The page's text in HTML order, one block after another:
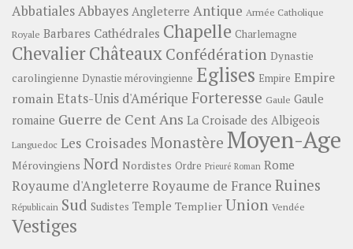
AbbatialesAbbayes Angleterre Antique Armée Catholique
Royale Barbares Cathédrales Chapelle Charlemagne
ChevalierChâteauxConfédération Dynastie
carolingienne Dynastie mérovingienne Eglises Empire Empire
romainEtats-Unis d'Amérique Forteresse Gaule Gaule
romaine Guerre de Cent Ans La Croisade des Albigeois
Languedoc Les Croisades Monastère Moyen-Age
Mérovingiens Nord Nordistes Ordre Prieuré Roman Rome
Royaume d'Angleterre Royaume de France Ruines
Républicain Sud Sudistes Temple Templier Union Vendée
Vestiges